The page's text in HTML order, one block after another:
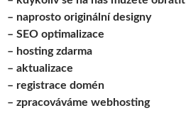
– naprosto originální designy
– SEO optimalizace
– hosting zdarma
– aktualizace
– registrace domén
– zpracováváme webhosting